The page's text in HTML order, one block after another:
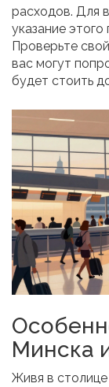
расходов. Для
указание
Проверьте
вас могут
будет стоить
Минска
Живя в